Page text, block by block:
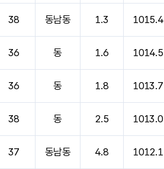
38 동남동 1.3 1015.4
36 동 1.6 1014.5
36 동 1.8 1013.7
38 동 2.5 1013.0
37 동남동 4.8 1012.1